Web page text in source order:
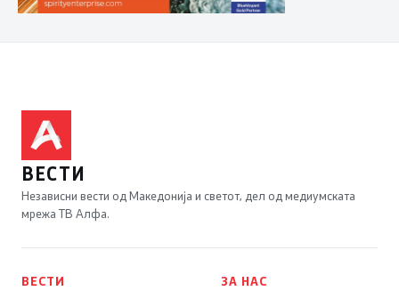
ВЕСТИ
Независни вести од Македонија и светот, дел од медиумската
мрежа ТВ Алфа.
ВЕСТИ
ЗА НАС